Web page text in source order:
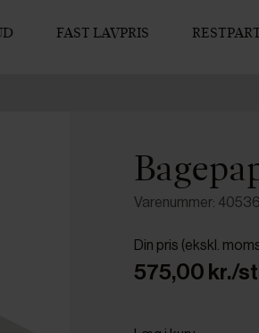
FAST LAVPRIS
Varenummer:
Din pris (ekskl.
575,00 kr./